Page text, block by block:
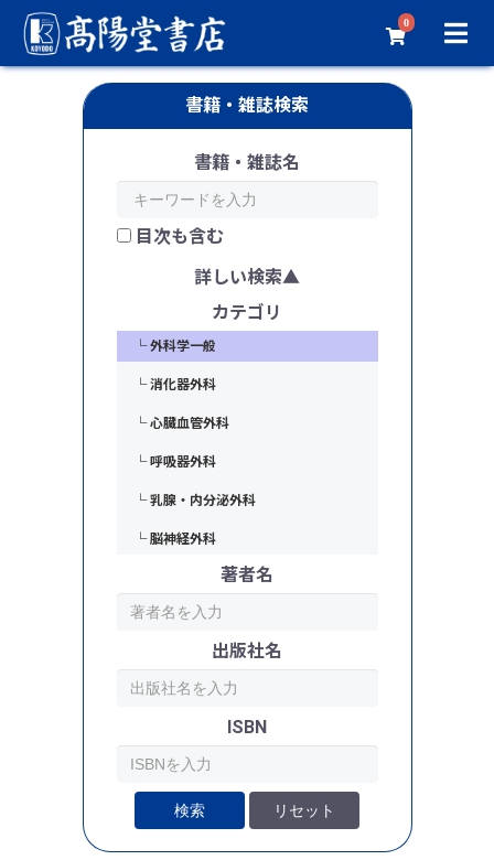
0
書籍・雑誌検索
書籍・雑誌名
目次も含む
詳しい検索
カテゴリ
臨床医学／外科系
└ 外科学一般
└ 消化器外科
└ 心臓血管外科
└ 呼吸器外科
└ 乳腺・内分泌外科
└ 脳神経外科
└ 皮膚科
└ 泌尿器科
└ 眼科
└ 耳鼻咽喉科・頭頚部外科
└ 歯科・口腔外科
著者名
出版社名
ISBN
検索 リセット